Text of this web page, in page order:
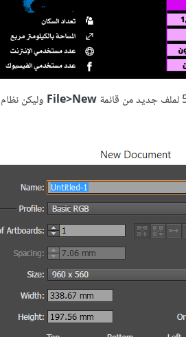
File>New